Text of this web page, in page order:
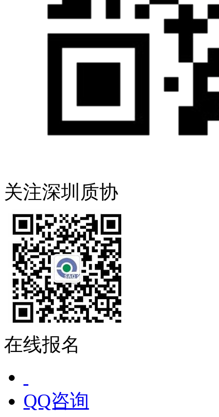
关注深圳质协
在线报名
QQ咨询